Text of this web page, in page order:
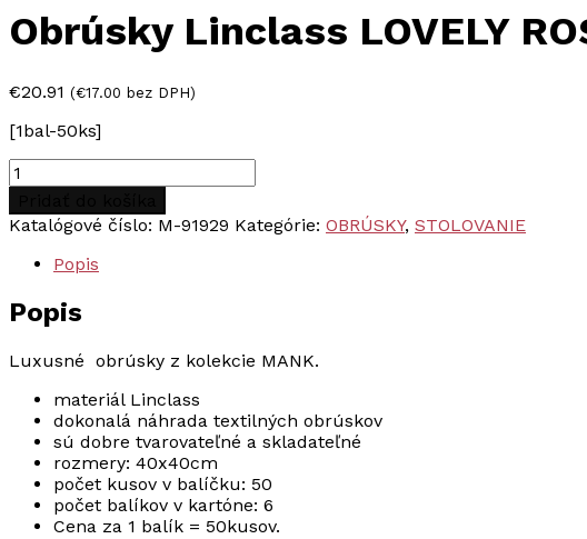
Obrúsky Linclass LOVELY
€20.91 (€17.00 bez DPH)
[1bal-50ks]
množstvo
Obrúsky
Linclass
LOVELY
40x40cm,
Katalógové číslo: M-91929 Kategórie: OBRÚSKY, STOLOVANIE
Popis
Popis
Luxusné obrúsky z kolekcie MANK.
materiál Linclass
dokonalá náhrada textilných obrúskov
sú dobre tvarovateľné a skladateľné
rozmery: 40x40cm
počet kusov v balíčku: 50
počet balíkov v kartóne: 6
Cena za 1 balík = 50kusov.